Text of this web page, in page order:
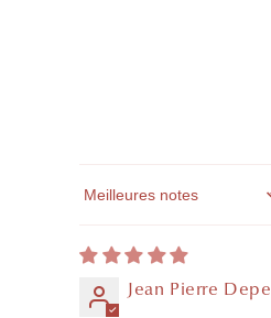
Sort by
Jean Pierre